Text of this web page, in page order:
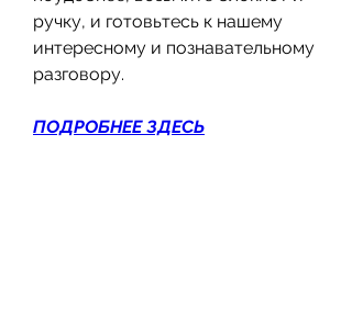
ручку, и готовьтесь к нашему
интересному и познавательному
разговору.
ПОДРОБНЕЕ ЗДЕСЬ